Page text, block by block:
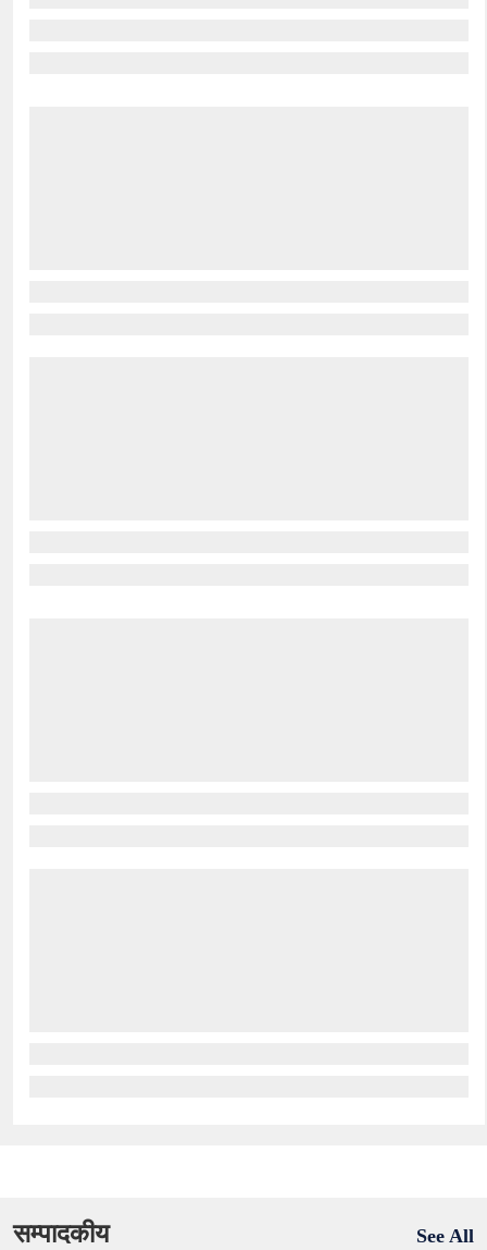
सम्पादकीय See All